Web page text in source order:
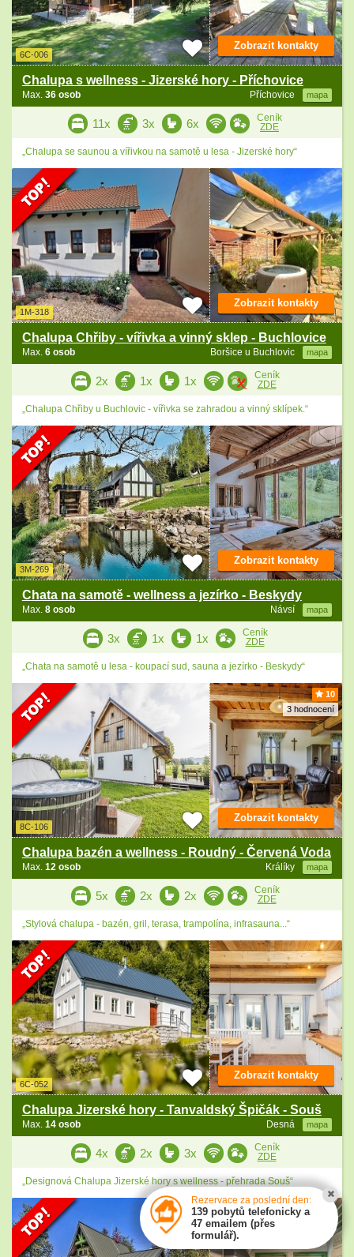
6C-006
Chalupa s wellness - Jizerské hory - Příchovice
Příchovice mapa
Max. 36 osob
Zobrazit kontakty
11x 3x 6x
Ceník
ZDE
„Chalupa se saunou a vířivkou na samotě u lesa - Jizerské hory“
1M-318
Chalupa Chřiby - vířivka a vinný sklep - Buchlovice
Boršice u Buchlovic mapa
Max. 6 osob
Zobrazit kontakty
2x 1x 1x
Ceník
ZDE
„Chalupa Chřiby u Buchlovic - vířivka se zahradou a vinný sklípek.“
3M-269
Chata na samotě - wellness a jezírko - Beskydy
Návsí mapa
Max. 8 osob
Zobrazit kontakty
3x 1x 1x
Ceník
ZDE
„Chata na samotě u lesa - koupací sud, sauna a jezírko - Beskydy“
10
3 hodnocení
8C-106
Chalupa bazén a wellness - Roudný - Červená Voda
Králíky mapa
Max. 12 osob
Zobrazit kontakty
5x 2x 2x
Ceník
ZDE
„Stylová chalupa - bazén, gril, terasa, trampolína, infrasauna...“
6C-052
Chalupa Jizerské hory - Tanvaldský Špičák - Souš
Desná mapa
Max. 14 osob
Zobrazit kontakty
4x 2x 3x
Ceník
ZDE
„Designová Chalupa Jizerské hory s wellness - přehrada Souš“
Rezervace za poslední den:
139 pobytů telefonicky a
47 emailem (přes
formulář).